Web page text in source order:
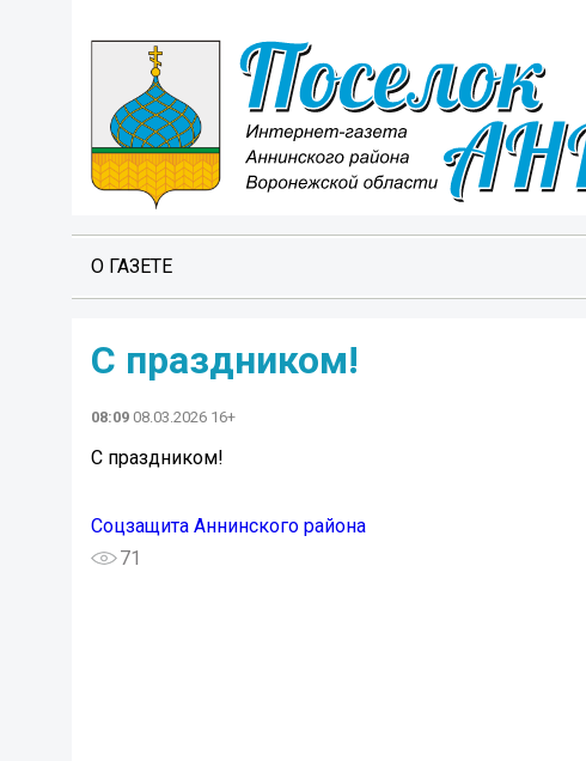
О ГАЗЕТЕ
С праздником!
08:09 08.03.2026 16+
С праздником!
Соцзащита Аннинского района
71